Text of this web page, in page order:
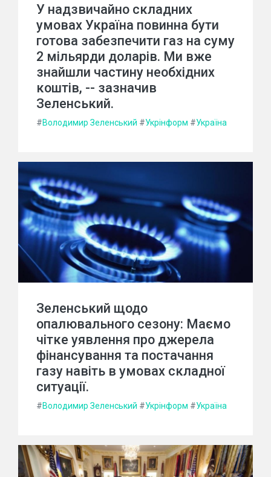
У надзвичайно складних
умовах Україна повинна бути
готова забезпечити газ на суму
2 мільярди доларів. Ми вже
знайшли частину необхідних
коштів, -- зазначив
Зеленський.
#Володимир Зеленський #Укрінформ #Україна
Зеленський щодо
опалювального сезону: Маємо
чітке уявлення про джерела
фінансування та постачання
газу навіть в умовах складної
ситуації.
#Володимир Зеленський #Укрінформ #Україна